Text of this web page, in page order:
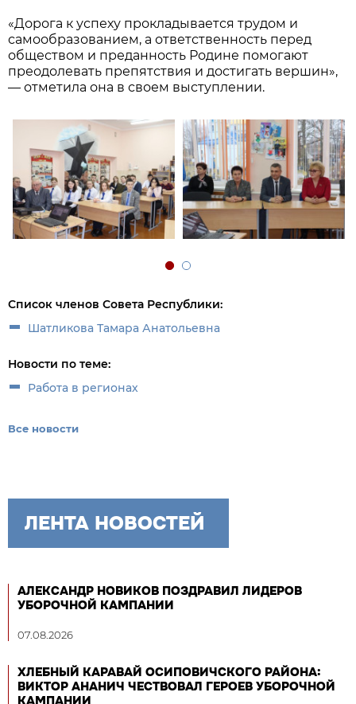
«Дорога к успеху прокладывается трудом и
самообразованием, а ответственность перед
обществом и преданность Родине помогают
преодолевать препятствия и достигать вершин»,
— отметила она в своем выступлении.
Список членов Совета Республики:
Шатликова Тамара Анатольевна
Новости по теме:
Работа в регионах
Все новости
ЛЕНТА НОВОСТЕЙ
АЛЕКСАНДР НОВИКОВ ПОЗДРАВИЛ ЛИДЕРОВ
УБОРОЧНОЙ КАМПАНИИ
07.08.2026
ХЛЕБНЫЙ КАРАВАЙ ОСИПОВИЧСКОГО РАЙОНА:
ВИКТОР АНАНИЧ ЧЕСТВОВАЛ ГЕРОЕВ УБОРОЧНОЙ
КАМПАНИИ